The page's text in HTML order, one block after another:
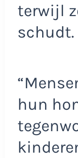
terwijl
schudt.
hun